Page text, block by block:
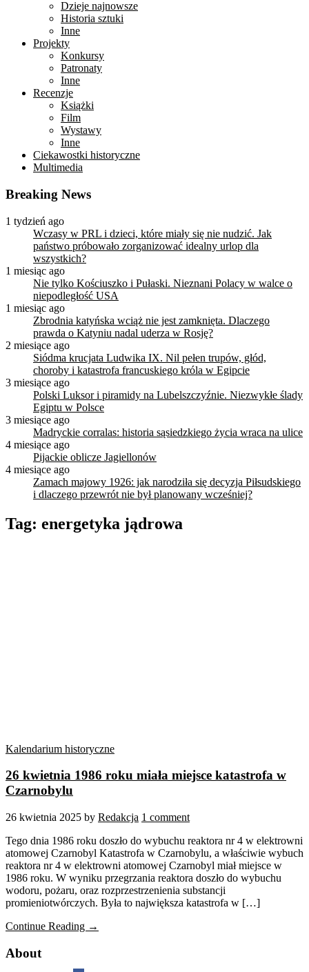
Dzieje najnowsze
Historia sztuki
Inne
Projekty
Konkursy
Patronaty
Inne
Recenzje
Książki
Film
Wystawy
Inne
Ciekawostki historyczne
Multimedia
Breaking News
1 tydzień ago
Wczasy w PRL i dzieci, które miały się nie nudzić. Jak
państwo próbowało zorganizować idealny urlop dla
wszystkich?
1 miesiąc ago
Nie tylko Kościuszko i Pułaski. Nieznani Polacy w walce o
niepodległość USA
1 miesiąc ago
Zbrodnia katyńska wciąż nie jest zamknięta. Dlaczego
prawda o Katyniu nadal uderza w Rosję?
2 miesiące ago
Siódma krucjata Ludwika IX. Nil pełen trupów, głód,
choroby i katastrofa francuskiego króla w Egipcie
3 miesiące ago
Polski Luksor i piramidy na Lubelszczyźnie. Niezwykłe ślady
Egiptu w Polsce
3 miesiące ago
Madryckie corralas: historia sąsiedzkiego życia wraca na ulice
4 miesiące ago
Pijackie oblicze Jagiellonów
4 miesiące ago
Zamach majowy 1926: jak narodziła się decyzja Piłsudskiego
i dlaczego przewrót nie był planowany wcześniej?
Tag: energetyka jądrowa
Kalendarium historyczne
26 kwietnia 1986 roku miała miejsce katastrofa w
Czarnobylu
26 kwietnia 2025 by Redakcja 1 comment
Tego dnia 1986 roku doszło do wybuchu reaktora nr 4 w elektrowni
atomowej Czarnobyl Katastrofa w Czarnobylu, a właściwie wybuch
reaktora nr 4 w elektrowni atomowej Czarnobyl miał miejsce w
1986 roku. W wyniku przegrzania reaktora doszło do wybuchu
wodoru, pożaru, oraz rozprzestrzenienia substancji
promieniotwórczych. Była to największa katastrofa w […]
Continue Reading →
About